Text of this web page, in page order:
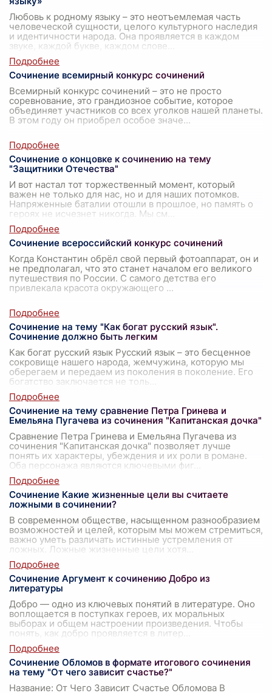
Любовь к родному языку – это неотъемлемая часть
человеческой сущности, целого культурного наследия
и идентичности народа. Она проявляется в каждом
звуке, каждой букве, каждом слове
Сочинение всемирный конкурс сочинений
Всемирный конкурс сочинений – это не просто
соревнование, это грандиозное событие, которое
объединяет участников со всех уголков нашей планеты.
В этом году он приобрел особое значе...
Сочинение о концовке к сочинению на тему
"Защитники Отечества"
И вот настал тот торжественный момент, который
важен не только для нас, но и для наших потомков.
Напряженные баталии отошли в прошлое, но память о
героях не исчезнет никогда. Мы см
Сочинение всероссийский конкурс сочинений
Когда Константин обрёл свой первый фотоаппарат, он и
не предполагал, что это станет началом его великого
путешествия по России. С самого детства его
привлекала красота окружающего ...
Сочинение на тему "Как богат русский язык".
Сочинение должно быть легким
Как богат русский язык Русский язык – это бесценное
сокровище нашего народа, жемчужина, которую мы
оберегаем и передаем из поколения в поколение. Его
богатство заключается не толь
Сочинение на тему сравнение Петра Гринева и
Емельяна Пугачева из сочинения "Капитанская дочка"
Сравнение Петра Гринева и Емельяна Пугачева из
сочинения "Капитанская дочка" позволяет лучше
понять их характеры, убеждения и их роли в романе.
Оба персонажа являются ключевыми фиг
Сочинение Какие жизненные цели вы считаете
ложными в сочинении?
В современном обществе, насыщенном разнообразием
возможностей и целей, которым мы можем стремиться,
важно уметь различать истинные устремления от
ложных. Ложные жизненные цели хотя
Сочинение Аргумент к сочинению Добро из
литературы
Добро — одно из ключевых понятий в литературе. Оно
воплощается в поступках героев, их моральных
выборах и общем настроении произведения. Чтобы
понять, как добро проявляется в литер
Сочинение Обломов в формате итогового сочинения
на тему "От чего зависит счастье?"
Название: От Чего Зависит Счастье Обломова В